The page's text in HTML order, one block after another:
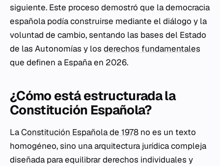
siguiente. Este proceso demostró que la democracia
española podía construirse mediante el diálogo y la
voluntad de cambio, sentando las bases del Estado
de las Autonomías y los derechos fundamentales
que definen a España en 2026.
¿Cómo está estructurada la
Constitución Española?
LaConstitución Española de 1978 no es un texto
homogéneo, sino una arquitectura jurídica compleja
diseñada para equilibrar derechos individuales y